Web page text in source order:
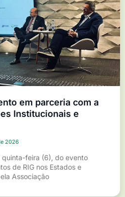
em parceria com a
Institucionais e
2026
feira (6), do evento
de RIG nos Estados e
Associação